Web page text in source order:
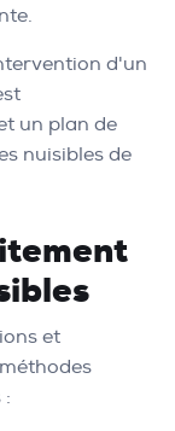
d'un
un plan de
nuisibles de
et
: